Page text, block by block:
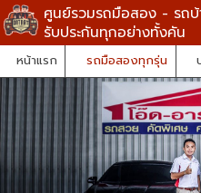
ศูนย์รวมรถมือสอง - รถบ้
รับประกันทุกอย่างทั้งคัน
หน้าแรก รถมือสองทุกรุ่น